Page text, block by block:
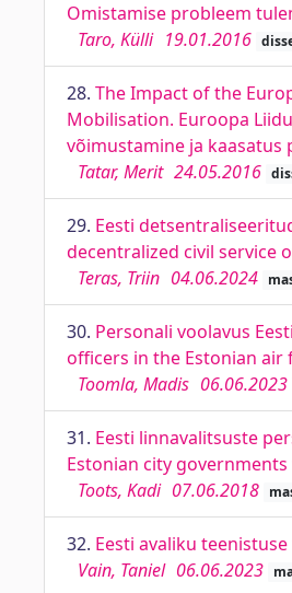
Omistamise probleem
Taro, Külli 19.01.2016
28. The Impact of the
Mobilisation. Euroopa
võimustamine ja
Tatar, Merit 24.05.2016
29. Eesti
decentralized civil service
Teras, Triin 04.06.2024
30. Personali voolavus
officers in the Estonian
Toomla, Madis 06.06.2023
31. Eesti linnavalitsuste
Estonian city
Toots, Kadi 07.06.2018
32. Eesti avaliku
Vain, Taniel 06.06.2023